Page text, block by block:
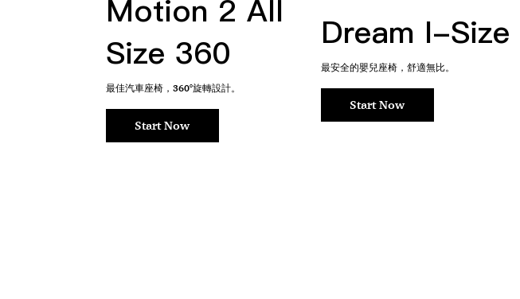
Motion 2 All
Size 360
最佳汽車座椅，360°旋轉設計。
Start Now
Dream I-Size
最安全的嬰兒座椅，舒適無比。
Start Now